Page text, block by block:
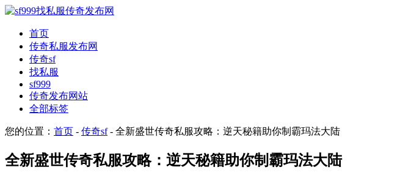
首页
传奇私服发布网
传奇sf
找私服
sf999
传奇发布网站
全部标签
您的位置： 首页 - 传奇sf- 全新盛世传奇私服攻略：逆天秘籍助你制霸玛法大陆
全新盛世传奇私服攻略：逆天秘籍助你制霸玛法大陆